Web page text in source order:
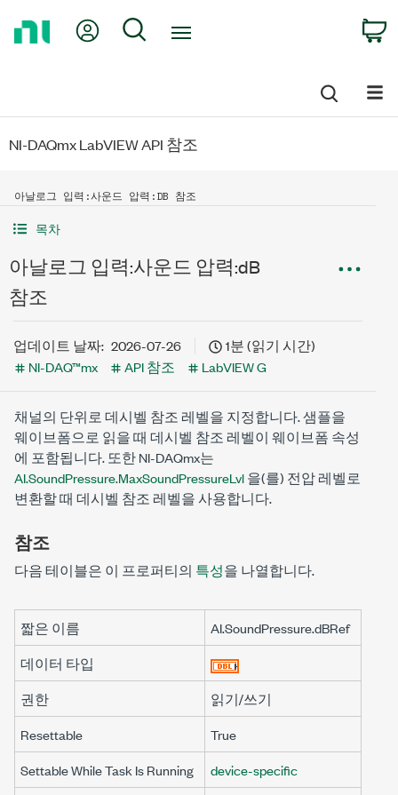
My Account
Search
NI-DAQmx LabVIEW API 참조
아날로그 입력:사운드 압력:DB 참조
목차
아날로그 입력:사운드 압력:dB
참조
업데이트 날짜: 2026-07-26
1분 (읽기 시간)
NI-DAQ™mx
API 참조 LabVIEW G
채널의 단위로 데시벨 참조 레벨을 지정합니다. 샘플을
웨이브폼으로 읽을 때 데시벨 참조 레벨이 웨이브폼 속성
에 포함됩니다. 또한 NI-DAQmx는
AI.SoundPressure.MaxSoundPressureLvl을(를) 전압 레벨로
변환할 때 데시벨 참조 레벨을 사용합니다.
참조
다음 테이블은 이 프로퍼티의 특성을 나열합니다.
짧은 이름
AI.SoundPressure.dBRef
데이터 타입
권한
읽기/쓰기
Resettable
True
Settable While Task Is Running
device-specific